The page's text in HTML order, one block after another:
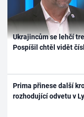
Ukrajincům se lehčí
Pospíšil chtěl vidět
Prima přinese další
rozhodující odvetu v